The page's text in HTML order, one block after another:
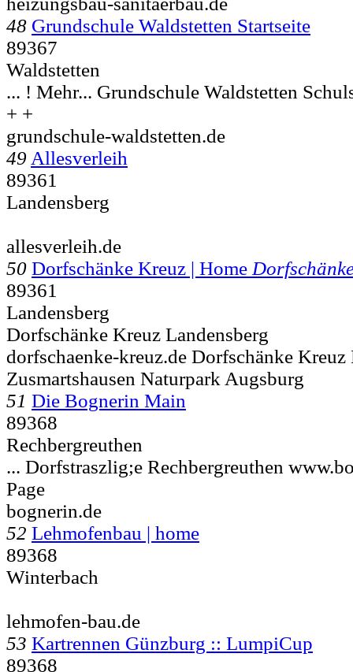
48 Grundschule Waldstetten Startseite
89367
Waldstetten
... ! Mehr... Grundschule Waldstetten
+ +
grundschule-waldstetten.de
49 Allesverleih
89361
Landensberg
allesverleih.de
50 Dorfschänke Kreuz | Home
89361
Landensberg
Dorfschänke Kreuz Landensberg
dorfschaenke-kreuz.de Dorfschänke Kreuz
Zusmartshausen Naturpark Augsburg
51 Die Bognerin Main
89368
Rechbergreuthen
... Dorfstraszlig;e Rechbergreuthen
Page
bognerin.de
52 Lehmofenbau | home
89368
Winterbach
lehmofen-bau.de
53 Kartrennen Günzburg :: LumpiCup
89368